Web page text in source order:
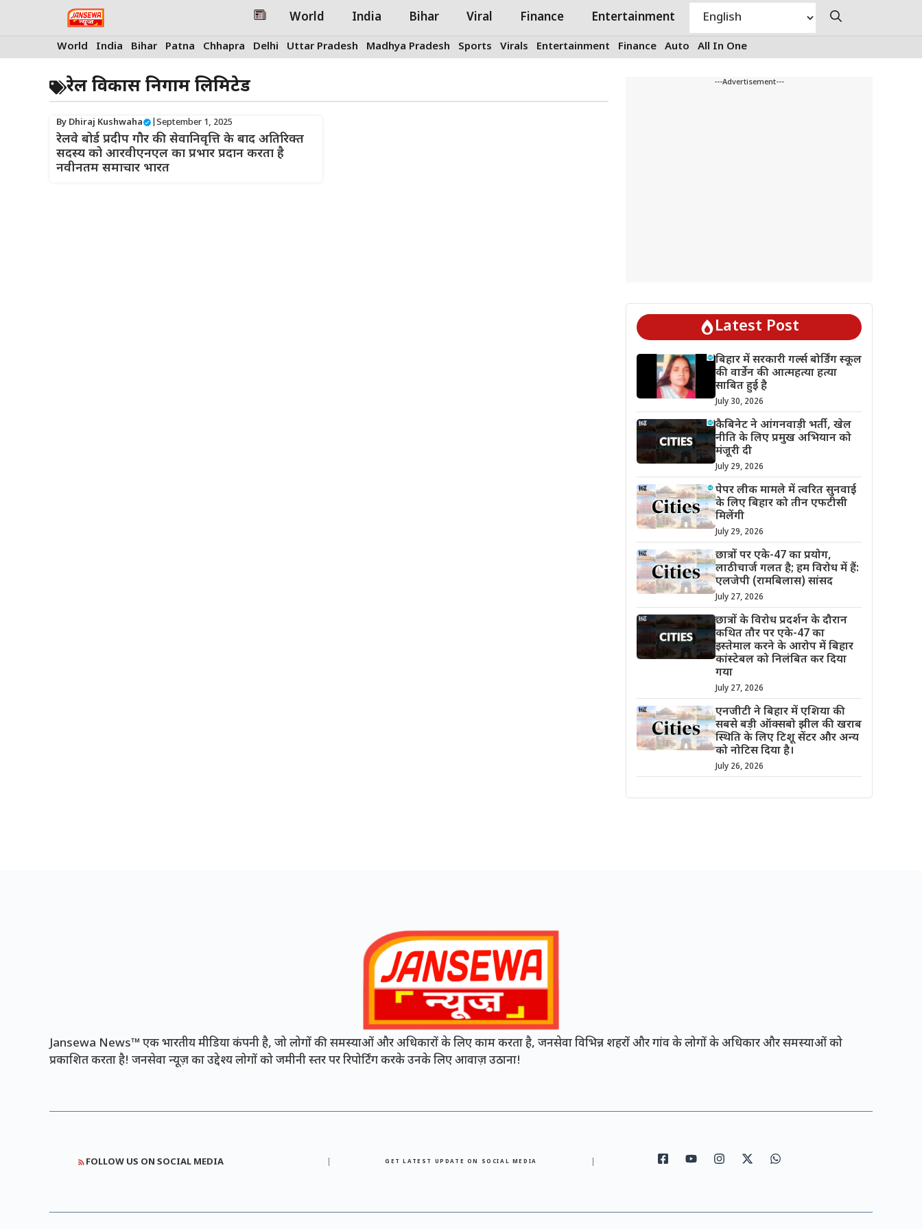
World India Bihar Viral Finance Entertainment
World India Bihar Patna Chhapra Delhi Uttar Pradesh Madhya Pradesh Sports Virals Entertainment Finance Auto All In One
रेल विकास निगाम लिमिटेड
By Dhiraj Kushwaha September 1, 2025
रेलवे बोर्ड प्रदीप गौर की सेवानिवृत्ति के बाद अतिरिक्त
सदस्य को आरवीएनएल का प्रभार प्रदान करता है
नवीनतम समाचार भारत
---Advertisement---
Latest Post
बिहार में सरकारी गर्ल्स बोर्डिंग स्कूल
की वार्डेन की आत्महत्या हत्या
साबित हुई है
July 30, 2026
कैबिनेट ने आंगनवाड़ी भर्ती, खेल
नीति के लिए प्रमुख अभियान को
मंजूरी दी
July 29, 2026
पेपर लीक मामले में त्वरित सुनवाई
के लिए बिहार को तीन एफटीसी
मिलेंगी
July 29, 2026
छात्रों पर एके-47 का प्रयोग,
लाठीचार्ज गलत है; हम विरोध में हैं:
एलजेपी (रामबिलास) सांसद
July 27, 2026
छात्रों के विरोध प्रदर्शन के दौरान
कथित तौर पर एके-47 का
इस्तेमाल करने के आरोप में बिहार
कांस्टेबल को निलंबित कर दिया
गया
July 27, 2026
एनजीटी ने बिहार में एशिया की
सबसे बड़ी ऑक्सबो झील की खराब
स्थिति के लिए टिशू सेंटर और अन्य
को नोटिस दिया है।
July 26, 2026
Jansewa News™ एक भारतीय मीडिया कंपनी है, जो लोगों की समस्याओं और अधिकारों के लिए काम करता है, जनसेवा विभिन्न शहरों और गांव के लोगों के अधिकार और समस्याओं को
प्रकाशित करता है! जनसेवा न्यूज़ का उद्देश्य लोगों को जमीनी स्तर पर रिपोर्टिंग करके उनके लिए आवाज़ उठाना!
FOLLOW US ON SOCIAL MEDIA GET LATEST UPDATE ON SOCIAL MEDIA